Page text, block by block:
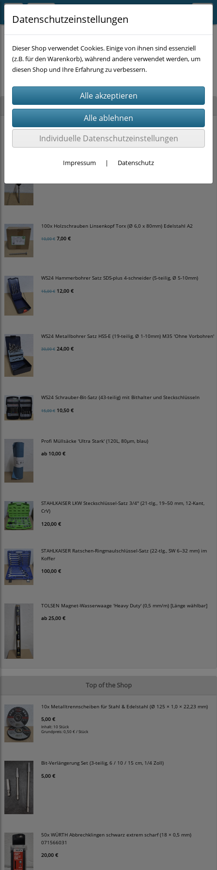
Neu im Shop
PRITEX Einhand-Bauschaumpistole mit PTFE Beschichtung (2K-Griff)
15,00 €
Stockschrauben Solar Edelstahl (M10 x 200mm, SW 7) DIN 6923 + EPDM
100x Holzschrauben Linsenkopf Torx (Ø 6,0 x 80mm) Edelstahl A2
10,00 € 7,00 €
WS24 Hammerbohrer Satz SDS-plus 4-schneider (5-teilig, Ø 5-10mm)
15,00 € 12,00 €
WS24 Metallbohrer Satz HSS-E (19-teilig, Ø 1-10mm) M35 'Ohne Vorbohren'
30,00 € 24,00 €
WS24 Schrauber-Bit-Satz (43-teilig) mit Bithalter und Steckschlüsseln
15,00 € 10,50 €
Profi Müllsäcke 'Ultra Stark' (120L, 80µm, blau)
ab 10,00 €
STAHLKAISER LKW Steckschlüssel-Satz 3/4" (21-tlg., 19–50 mm, 12-Kant,
CrV)
120,00 €
STAHLKAISER Ratschen-Ringmaulschlüssel-Satz (22-tlg., SW 6–32 mm) im
Koffer
100,00 €
TOLSEN Magnet-Wasserwaage 'Heavy Duty' (0,5 mm/m) [Länge wählbar]
ab 25,00 €
Top of the Shop
10x Metalltrennscheiben für Stahl & Edelstahl (Ø 125 × 1,0 × 22,23 mm)
5,00 €
Inhalt: 10 Stück
Grundpreis:0,50 € / Stück
Bit-Verlängerung Set (3-teilig, 6 / 10 / 15 cm, 1/4 Zoll)
5,00 €
50x WÜRTH Abbrechklingen schwarz extrem scharf (18 × 0,5 mm)
071566031
20,00 €
Es wurden leider keine Produkte gefunden.
Datenschutzeinstellungen
Dieser Shop verwendet Cookies. Einige von ihnen sind essenziell
(z.B. für den Warenkorb), während andere verwendet werden, um
diesen Shop und Ihre Erfahrung zu verbessern.
Individuelle Datenschutzeinstellungen
Impressum | Datenschutz